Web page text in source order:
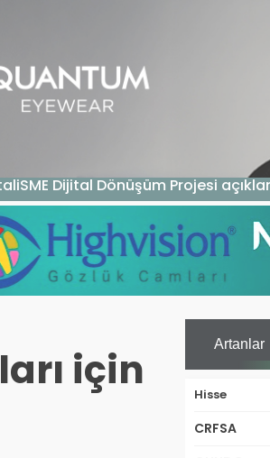
Dijital Dönüşüm Projesi
için
Artanlar
Hisse
CRFSA